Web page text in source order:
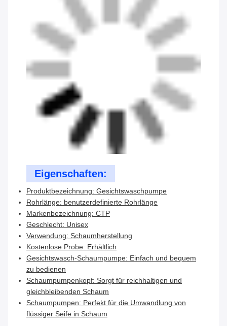
Eigenschaften:
Produktbezeichnung: Gesichtswaschpumpe
Rohrlänge: benutzerdefinierte Rohrlänge
Markenbezeichnung: CTP
Geschlecht: Unisex
Verwendung: Schaumherstellung
Kostenlose Probe: Erhältlich
Gesichtswasch-Schaumpumpe: Einfach und bequem
zu bedienen
Schaumpumpenkopf: Sorgt für reichhaltigen und
gleichbleibenden Schaum
Schaumpumpen: Perfekt für die Umwandlung von
flüssiger Seife in Schaum